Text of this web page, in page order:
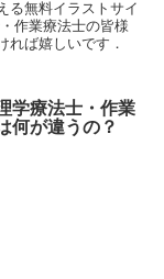
る無料イラストサイ
作業療法士の皆様
れば嬉しいです．
学療法士・作業
何が違うの？